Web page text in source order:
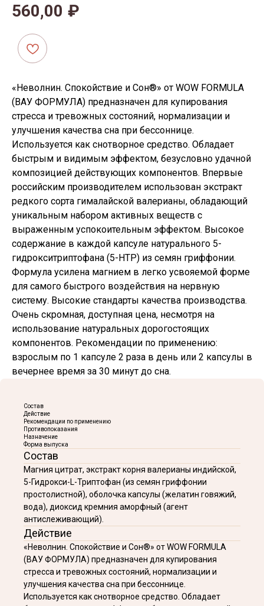
560,00 ₽
«Неволнин. Спокойствие и Сон®» от WOW FORMULA
(ВАУ ФОРМУЛА) предназначен для купирования
стресса и тревожных состояний, нормализации и
улучшения качества сна при бессоннице.
Используется как снотворное средство. Обладает
быстрым и видимым эффектом, безусловно удачной
композицией действующих компонентов. Впервые
российским производителем использован экстракт
редкого сорта гималайской валерианы, обладающий
уникальным набором активных веществ с
выраженным успокоительным эффектом. Высокое
содержание в каждой капсуле натурального 5-
гидрокситриптофана (5-НТР) из семян гриффонии.
Формула усилена магнием в легко усвояемой форме
для самого быстрого воздействия на нервную
систему. Высокие стандарты качества производства.
Очень скромная, доступная цена, несмотря на
использование натуральных дорогостоящих
компонентов. Рекомендации по применению:
взрослым по 1 капсуле 2 раза в день или 2 капсулы в
вечернее время за 30 минут до сна.
Состав
Действие
Рекомендации по применению
Противопоказания
Назначение
Форма выпуска
Состав
Магния цитрат, экстракт корня валерианы индийской,
5-Гидрокси-L-Триптофан (из семян гриффонии
простолистной), оболочка капсулы (желатин говяжий,
вода), диоксид кремния аморфный (агент
антислеживающий).
Действие
«Неволнин. Спокойствие и Сон®» от WOW FORMULA
(ВАУ ФОРМУЛА) предназначен для купирования
стресса и тревожных состояний, нормализации и
улучшения качества сна при бессоннице.
Используется как снотворное средство. Обладает